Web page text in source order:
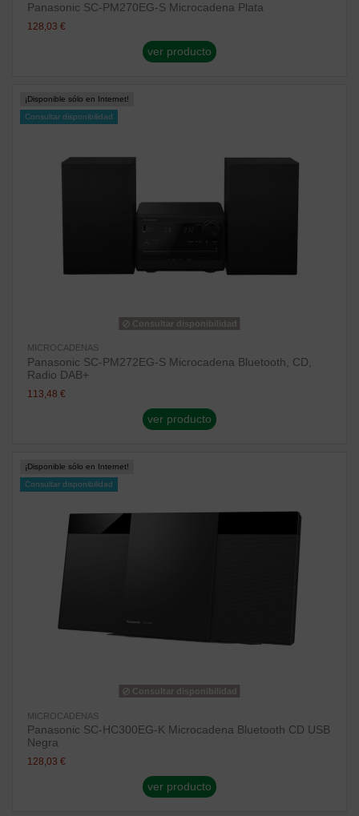
Panasonic SC-PM270EG-S Microcadena Plata
128,03 €
ver producto
¡Disponible sólo en Internet!
Consultar disponibilidad
Consultar disponibilidad
MICROCADENAS
Panasonic SC-PM272EG-S Microcadena Bluetooth, CD,
Radio DAB+
113,48 €
ver producto
¡Disponible sólo en Internet!
Consultar disponibilidad
Consultar disponibilidad
MICROCADENAS
Panasonic SC-HC300EG-K Microcadena Bluetooth CD USB
Negra
128,03 €
ver producto